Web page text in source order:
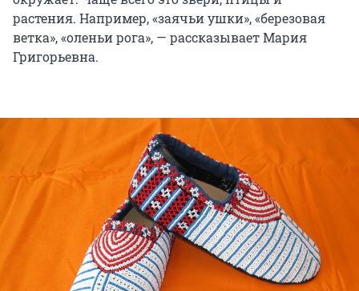
растения. Например, «заячьи ушки», «березовая
ветка», «оленьи рога», — рассказывает Мария
Григорьевна.